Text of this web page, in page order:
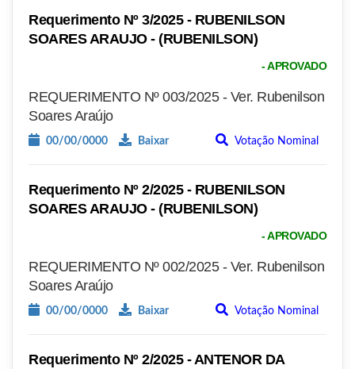
Requerimento Nº 3/2025 - RUBENILSON
SOARES ARAUJO - (RUBENILSON)
- APROVADO
REQUERIMENTO Nº 003/2025 - Ver. Rubenilson
Soares Araújo
00/00/0000 Baixar Votação Nominal
Requerimento Nº 2/2025 - RUBENILSON
SOARES ARAUJO - (RUBENILSON)
- APROVADO
REQUERIMENTO Nº 002/2025 - Ver. Rubenilson
Soares Araújo
00/00/0000 Baixar Votação Nominal
Requerimento Nº 2/2025 - ANTENOR DA